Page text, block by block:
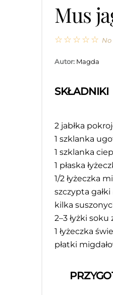
Mus
☆
☆
☆
☆
☆ No
Autor: Magda
SKŁADNIKI
2 jabłka
1 szklanka
1 szklanka
1 płaska
1/2 łyżeczka
szczypta
kilka
2–3 łyżki soku
1 łyżeczka
płatki